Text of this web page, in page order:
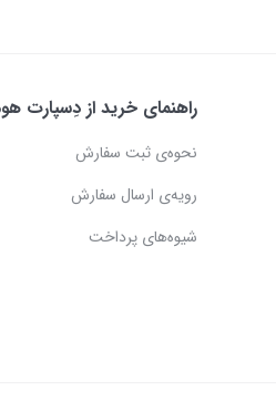
راهنمای خرید از دِسپارت
نحوه‌ی ثبت سفارش
رویه‌ی ارسال سفارش
شیوه‌های پرداخت